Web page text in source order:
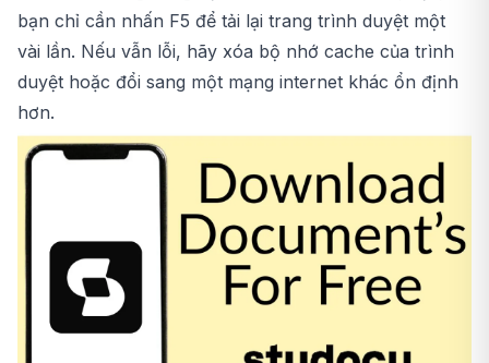
bạn chỉ cần nhấn F5 để tải lại trang trình duyệt một
vài lần. Nếu vẫn lỗi, hãy xóa bộ nhớ cache của trình
duyệt hoặc đổi sang một mạng internet khác ổn định
hơn.